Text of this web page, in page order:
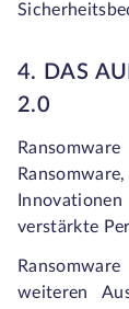
4. DAS
2.0
verstärkte
weiteren